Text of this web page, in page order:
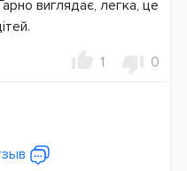
виглядає, легка, це
1 0